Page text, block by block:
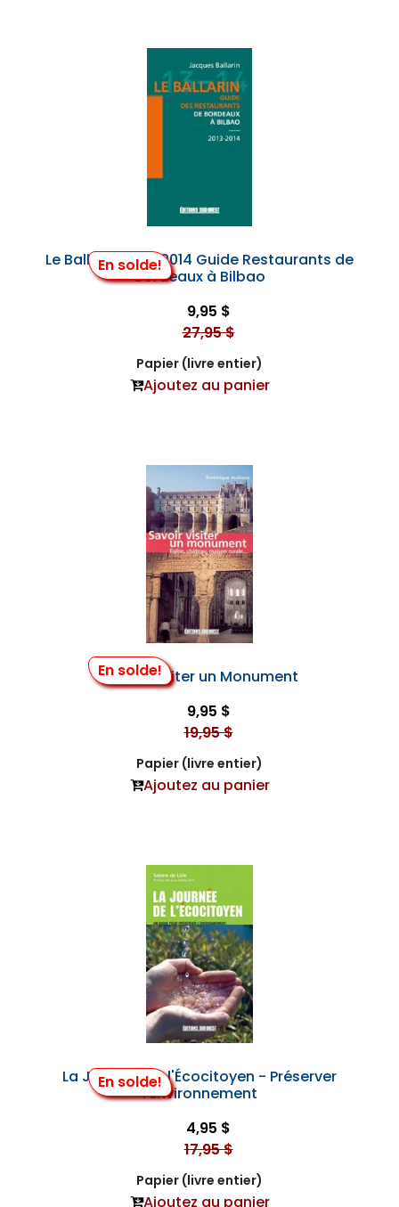
En solde!
Le Ballarin 2013-2014 Guide Restaurants de
Bordeaux à Bilbao
9,95 $
27,95 $
Papier (livre entier)
Ajoutez au panier
En solde!
Savoir Visiter un Monument
9,95 $
19,95 $
Papier (livre entier)
Ajoutez au panier
En solde!
La Journée de l'Écocitoyen - Préserver
l'Environnement
4,95 $
17,95 $
Papier (livre entier)
Ajoutez au panier